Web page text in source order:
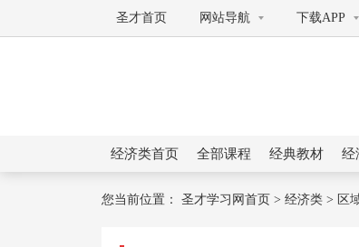
圣才首页 网站导航 下载APP
经济类首页 全部课程 经典教材 经
您当前位置： 圣才学习网首页 > 经济类 > 区